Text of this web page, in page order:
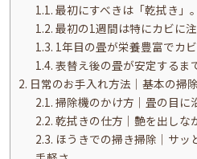
1.1. 最初にすべきは「乾拭き」。
1.2. 最初の1週間は特にカビに
1.3. 1年目の畳が栄養豊富でカ
1.4. 表替え後の畳が安定するま
2. 日常のお手入れ方法｜基本の掃
2.1. 掃除機のかけ方｜畳の目に
2.2. 乾拭きの仕方｜艶を出しな
2.3. ほうきでの掃き掃除｜サッ